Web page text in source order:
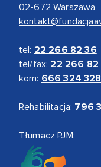
02-672 Warszawa
tel: 22 266 82 36
tel/fax: 22 266 82
kom: 666 324 328
Rehabilitacja: 796
Tłumacz PJM: